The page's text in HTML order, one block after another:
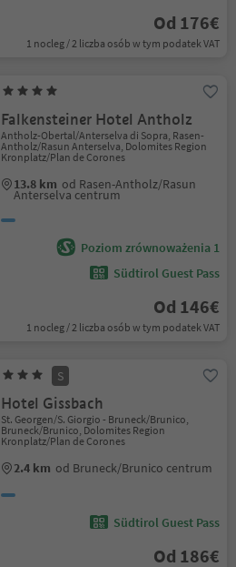
Od 176€
1 nocleg / 2 liczba osób w tym podatek VAT
Falkensteiner Hotel Antholz
Antholz-Obertal/Anterselva di Sopra, Rasen-
Antholz/Rasun Anterselva, Dolomites Region
Kronplatz/Plan de Corones
13.8 km od Rasen-Antholz/Rasun
Anterselva centrum
Poziom zrównoważenia 1
Südtirol Guest Pass
Od 146€
1 nocleg / 2 liczba osób w tym podatek VAT
S
Hotel Gissbach
St. Georgen/S. Giorgio - Bruneck/Brunico,
Bruneck/Brunico, Dolomites Region
Kronplatz/Plan de Corones
2.4 km od Bruneck/Brunico centrum
Südtirol Guest Pass
Od 186€